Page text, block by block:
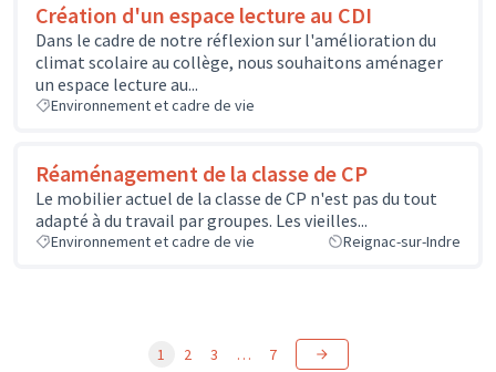
Création d'un espace lecture au CDI
Dans le cadre de notre réflexion sur l'amélioration du
climat scolaire au collège, nous souhaitons aménager
un espace lecture au...
Environnement et cadre de vie
Réaménagement de la classe de CP
Le mobilier actuel de la classe de CP n'est pas du tout
adapté à du travail par groupes. Les vieilles...
Environnement et cadre de vie Reignac-sur-Indre
1 2 3 … 7